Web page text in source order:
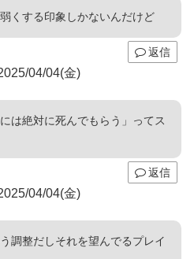
くする印象しかないんだけど
返信
04/04(金)
は絶対に死んでもらう」ってス
返信
04/04(金)
調整だしそれを望んでるプレイ